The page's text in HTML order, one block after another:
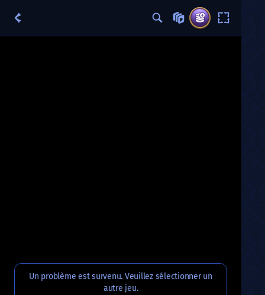
Un problème est survenu. Veuillez sélectionner un
autre jeu.